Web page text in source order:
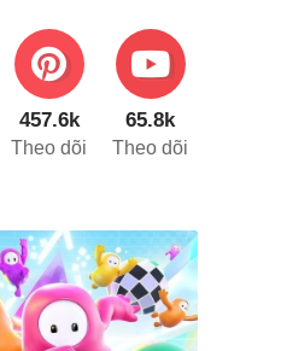
457.6k
Theo dõi
65.8k
Theo dõi